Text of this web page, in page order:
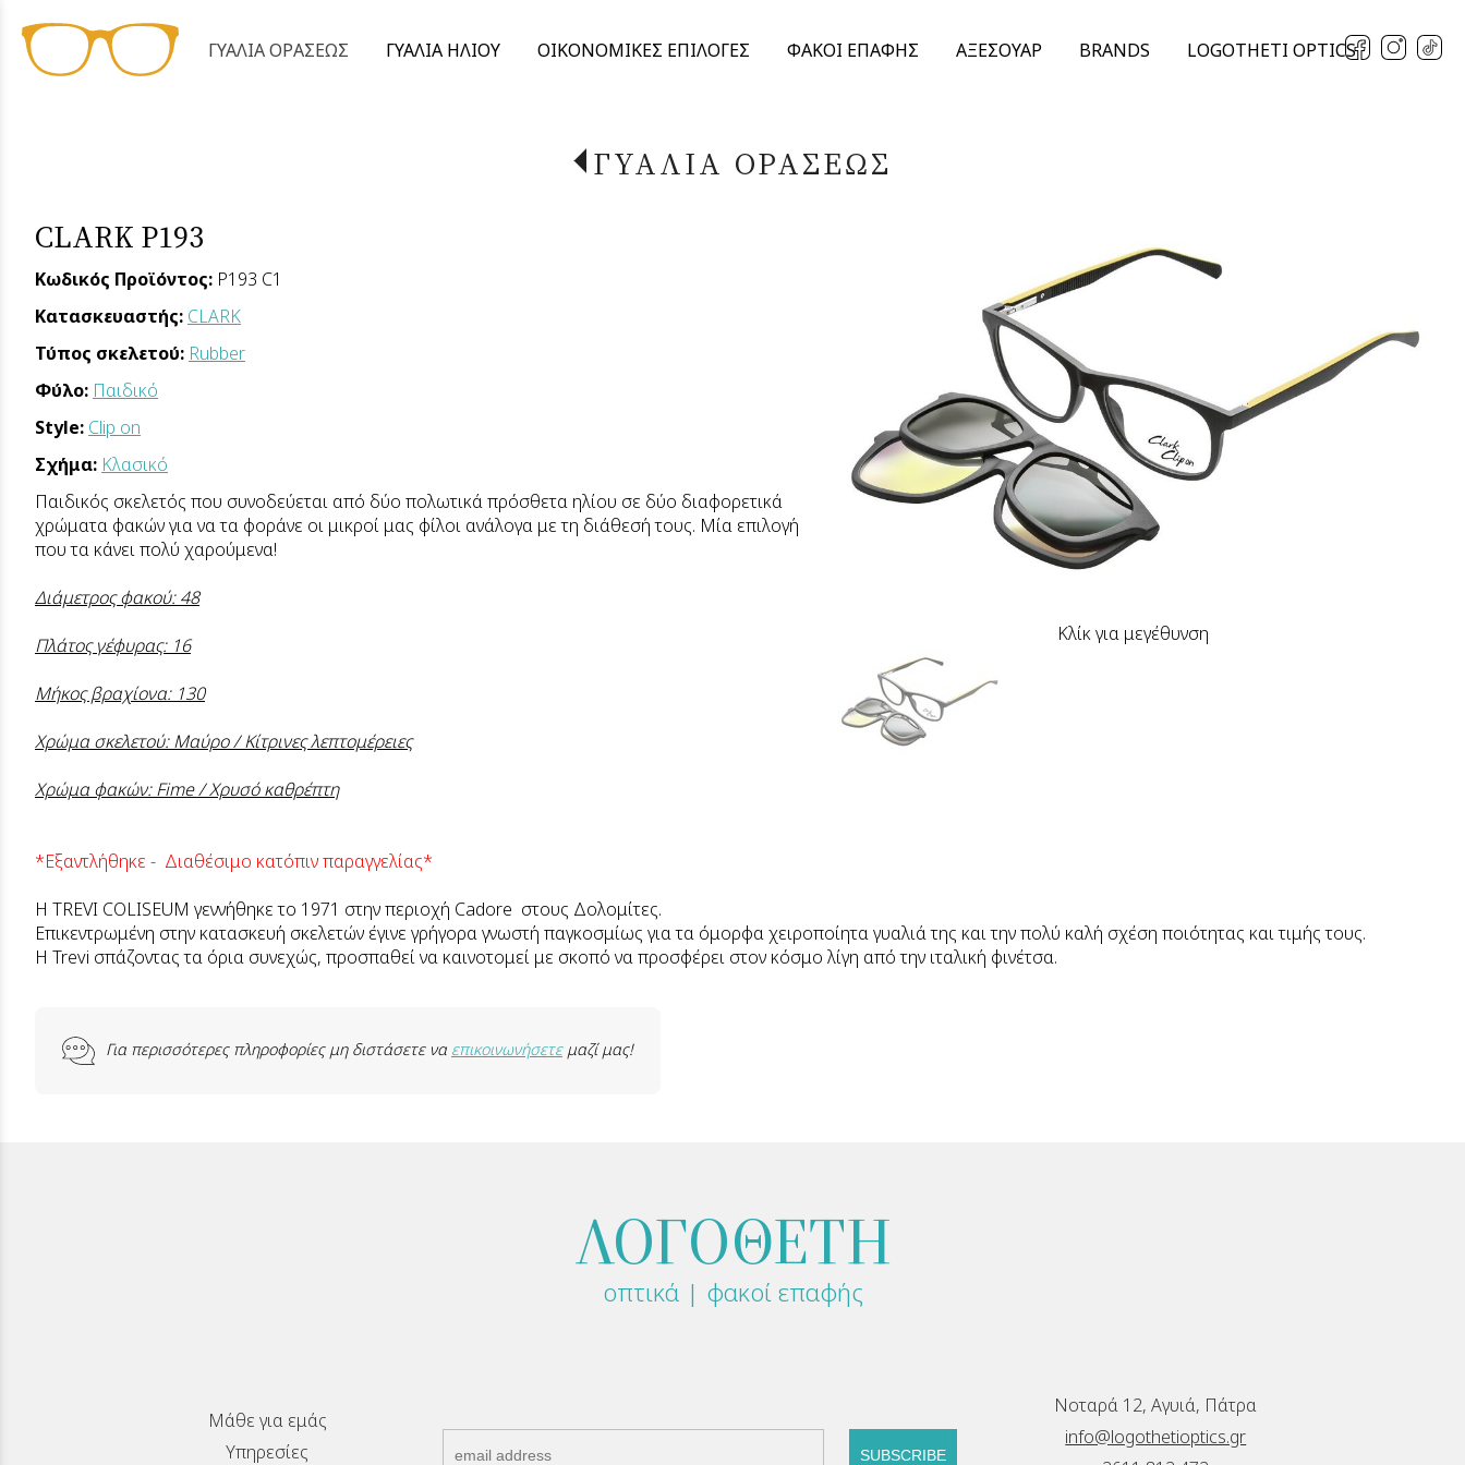
ΓΥΑΛΙΑ ΟΡΑΣΕΩΣ ΓΥΑΛΙΑ ΗΛΙΟΥ ΟΙΚΟΝΟΜΙΚΕΣ ΕΠΙΛΟΓΕΣ ΦΑΚΟΙ ΕΠΑΦΗΣ ΑΞΕΣΟΥΑΡ BRANDS LOGOTHETI OPTICS
ΓΥΑΛΙΑ ΟΡΑΣΕΩΣ
Κλίκ για μεγέθυνση
CLARK P193
Κωδικός Προϊόντος: P193 C1
Κατασκευαστής: CLARK
Τύπος σκελετού: Rubber
Φύλο: Παιδικό
Style: Clip on
Σχήμα: Κλασικό
Παιδικός σκελετός που συνοδεύεται από δύο πολωτικά πρόσθετα ηλίου σε δύο διαφορετικά
χρώματα φακών για να τα φοράνε οι μικροί μας φίλοι ανάλογα με τη διάθεσή τους. Μία επιλογή
που τα κάνει πολύ χαρούμενα!
Διάμετρος φακού: 48
Πλάτος γέφυρας: 16
Μήκος βραχίονα: 130
Χρώμα σκελετού: Μαύρο / Κίτρινες λεπτομέρειες
Χρώμα φακών: Fime / Χρυσό καθρέπτη
*Εξαντλήθηκε - Διαθέσιμο κατόπιν παραγγελίας*
Η TREVI COLISEUM γεννήθηκε το 1971 στην περιοχή Cadore στους Δολομίτες.
Επικεντρωμένη στην κατασκευή σκελετών έγινε γρήγορα γνωστή παγκοσμίως για τα όμορφα χειροποίητα γυαλιά της και την πολύ καλή σχέση ποιότητας και τιμής τους.
Η Trevi σπάζοντας τα όρια συνεχώς, προσπαθεί να καινοτομεί με σκοπό να προσφέρει στον κόσμο λίγη από την ιταλική φινέτσα.
Για περισσότερες πληροφορίες μη διστάσετε να επικοινωνήσετεμαζί μας!
ΛΟΓΟΘΕΤΗ
οπτικά | φακοί επαφής
Μάθε για εμάς
Υπηρεσίες
SUBSCRIBE
Νοταρά 12, Αγυιά, Πάτρα
info@logothetioptics.gr